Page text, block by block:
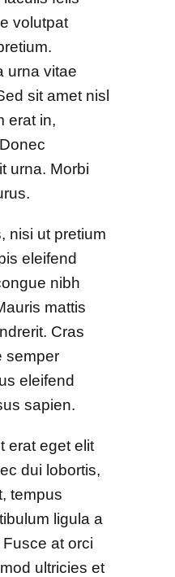
volutpat
urna vitae
sit amet nisl
erat in,
urna. Morbi
nisi ut pretium
eleifend
nibh
mattis
Cras
semper
eleifend
sapien.
erat eget elit
dui lobortis,
tempus
ligula a
at orci
ultricies et